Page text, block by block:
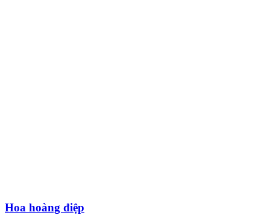
Hoa hoàng điệp